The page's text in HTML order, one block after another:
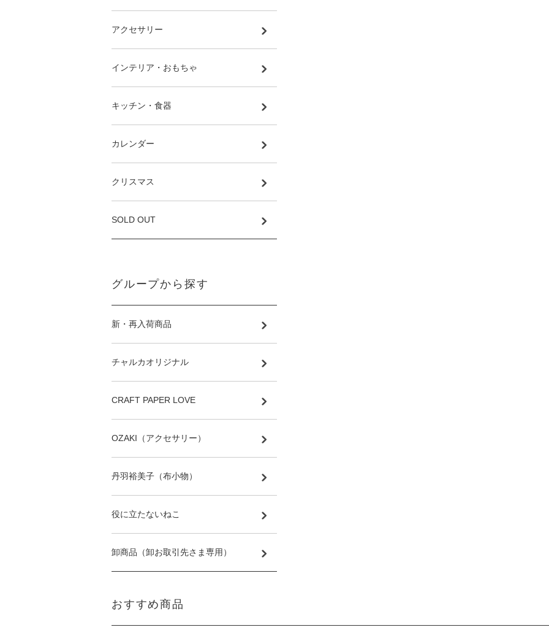
アクセサリー
インテリア・おもちゃ
キッチン・食器
カレンダー
クリスマス
SOLD OUT
グループから探す
新・再入荷商品
チャルカオリジナル
CRAFT PAPER LOVE
OZAKI（アクセサリー）
丹羽裕美子（布小物）
役に立たないねこ
卸商品（卸お取引先さま専用）
おすすめ商品